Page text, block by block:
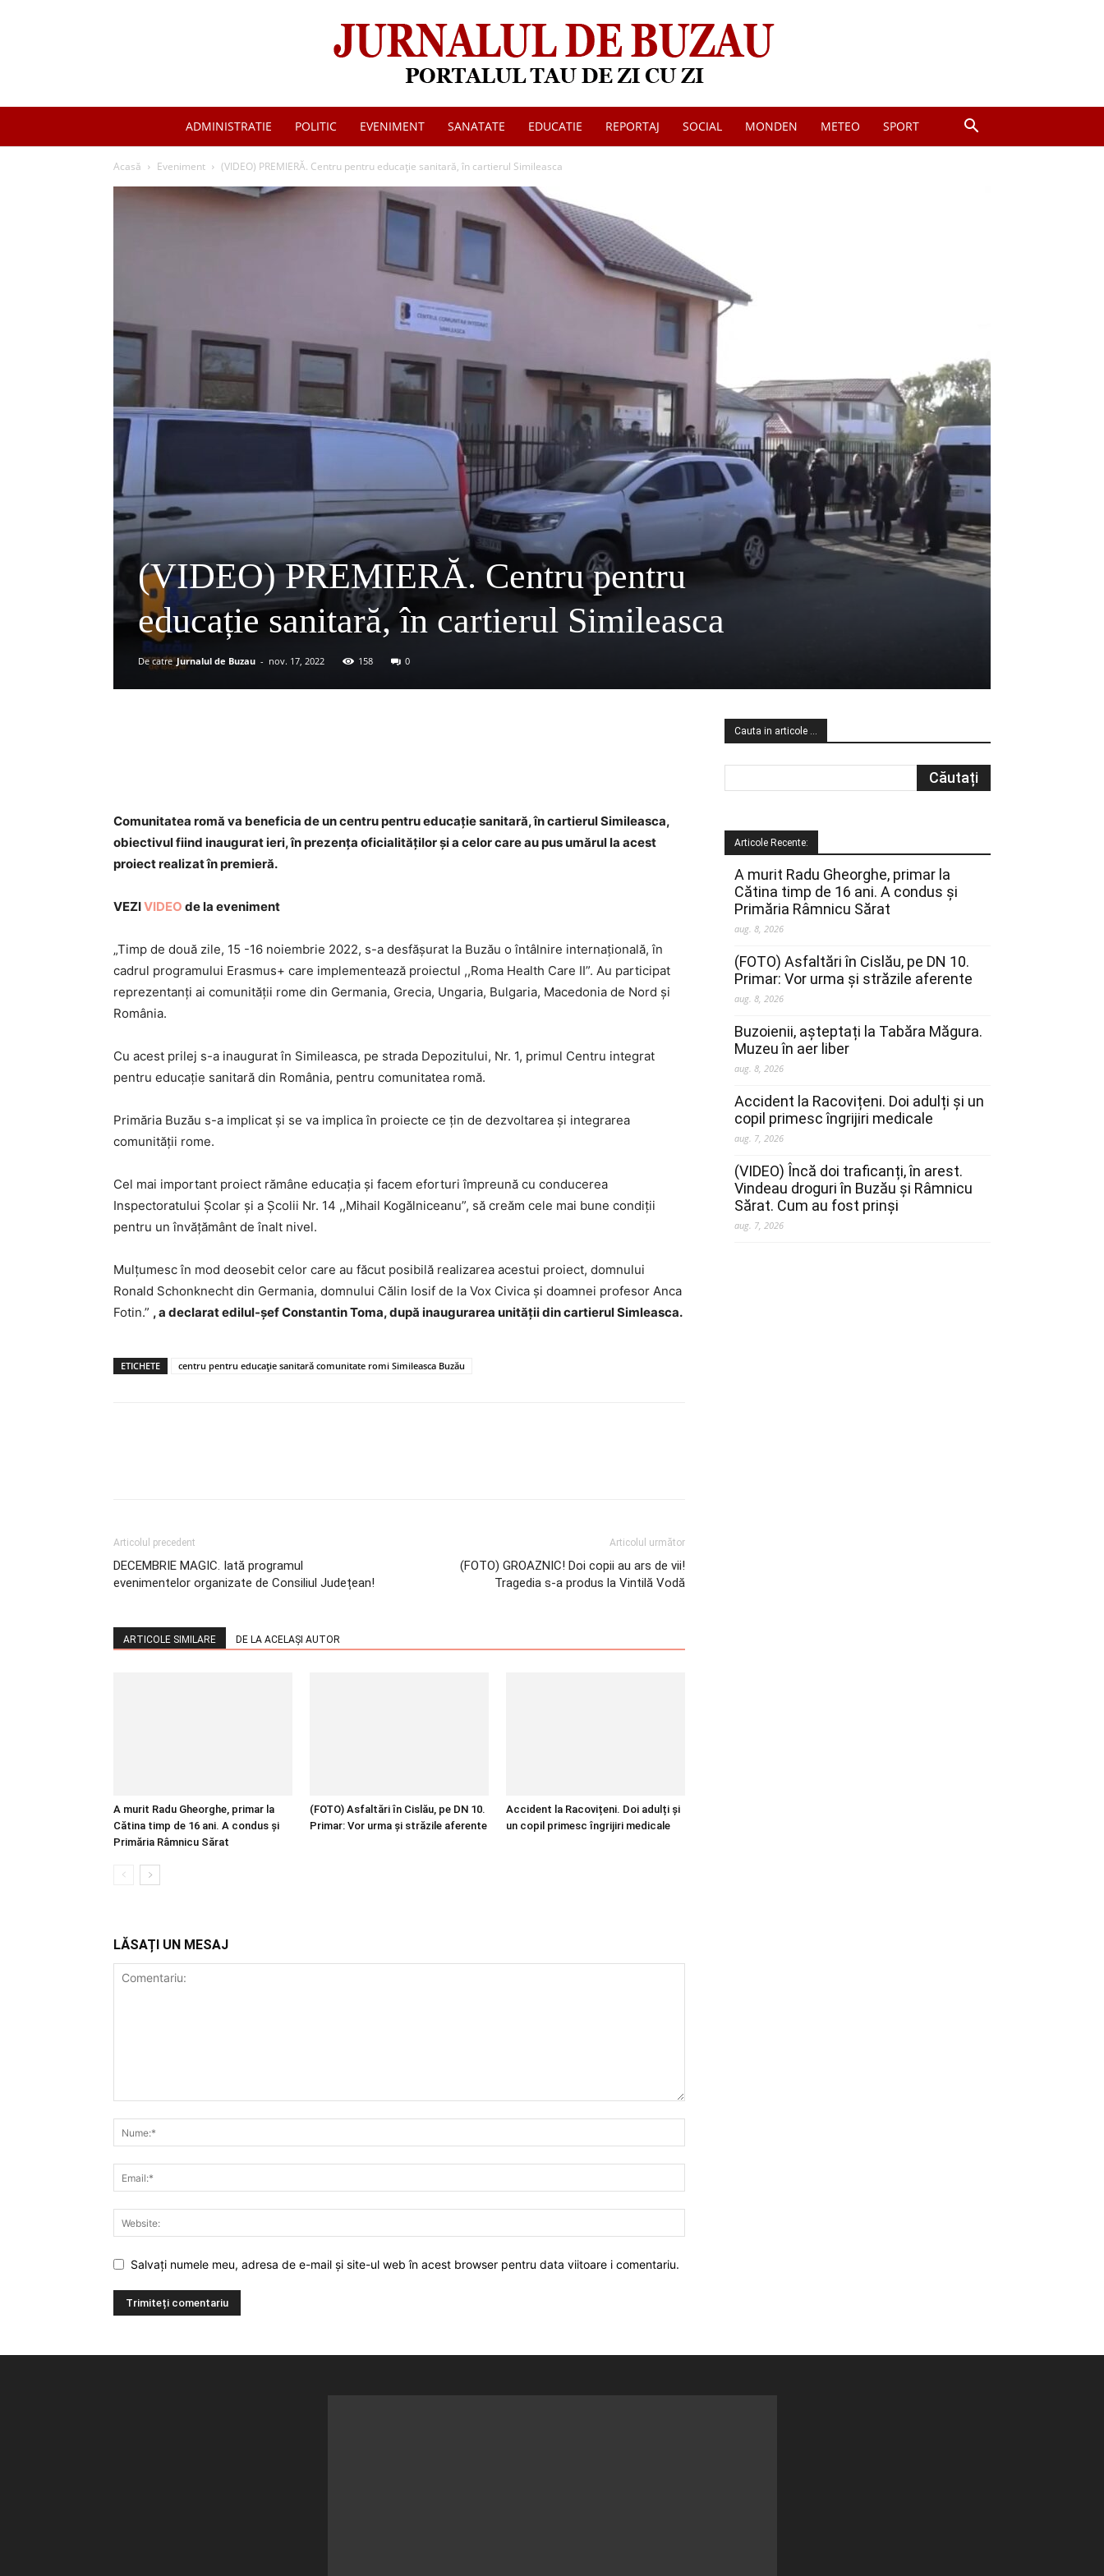
Jurnalul
de
ADMINISTRATIE POLITIC EVENIMENT SANATATE EDUCATIE REPORTAJ SOCIAL MONDEN METEO SPORT
Acasă Eveniment (VIDEO) PREMIERĂ. Centru pentru educație sanitară, în cartierul Simileasca
(VIDEO) PREMIERĂ. Centru pentru
educație sanitară, în cartierul Simileasca
De catre Jurnalul de Buzau - nov. 17, 2022 158 0
Comunitatea romă va beneficia de un centru pentru educație sanitară, în cartierul Simileasca,
obiectivul fiind inaugurat ieri, în prezența oficialităților și a celor care au pus umărul la acest
proiect realizat în premieră.
VEZIVIDEO de la eveniment
„Timp de două zile, 15 -16 noiembrie 2022, s-a desfășurat la Buzău o întâlnire internațională, în
cadrul programului Erasmus+ care implementează proiectul ,,Roma Health Care II”. Au participat
reprezentanți ai comunității rome din Germania, Grecia, Ungaria, Bulgaria, Macedonia de Nord și
România.
Cu acest prilej s-a inaugurat în Simileasca, pe strada Depozitului, Nr. 1, primul Centru integrat
pentru educație sanitară din România, pentru comunitatea romă.
Primăria Buzău s-a implicat și se va implica în proiecte ce țin de dezvoltarea și integrarea
comunității rome.
Cel mai important proiect rămâne educația și facem eforturi împreună cu conducerea
Inspectoratului Școlar și a Școlii Nr. 14 ,,Mihail Kogălniceanu”, să creăm cele mai bune condiții
pentru un învățământ de înalt nivel.
Mulțumesc în mod deosebit celor care au făcut posibilă realizarea acestui proiect, domnului
Ronald Schonknecht din Germania, domnului Călin Iosif de la Vox Civica și doamnei profesor Anca
Fotin.” , a declarat edilul-șef Constantin Toma, după inaugurarea unității din cartierul Simleasca.
ETICHETE centru pentru educație sanitară comunitate romi Simileasca Buzău
Articolul precedent
DECEMBRIE MAGIC. Iată programul
evenimentelor organizate de Consiliul Județean!
Articolul următor
(FOTO) GROAZNIC! Doi copii au ars de vii!
Tragedia s-a produs la Vintilă Vodă
ARTICOLE SIMILARE DE LA ACELAȘI AUTOR
A murit Radu Gheorghe, primar la
Cătina timp de 16 ani. A condus și
Primăria Râmnicu Sărat
(FOTO) Asfaltări în Cislău, pe DN 10.
Primar: Vor urma și străzile aferente
Accident la Racovițeni. Doi adulți și
un copil primesc îngrijiri medicale
LĂSAȚI UN MESAJ
Salvați numele meu, adresa de e-mail și site-ul web în acest browser pentru data viitoare i comentariu.
Cauta in articole …
Articole Recente:
A murit Radu Gheorghe, primar la
Cătina timp de 16 ani. A condus și
Primăria Râmnicu Sărat
aug. 8, 2026
(FOTO) Asfaltări în Cislău, pe DN 10.
Primar: Vor urma și străzile aferente
aug. 8, 2026
Buzoienii, așteptați la Tabăra Măgura.
Muzeu în aer liber
aug. 8, 2026
Accident la Racovițeni. Doi adulți și un
copil primesc îngrijiri medicale
aug. 7, 2026
(VIDEO) Încă doi traficanți, în arest.
Vindeau droguri în Buzău și Râmnicu
Sărat. Cum au fost prinși
aug. 7, 2026